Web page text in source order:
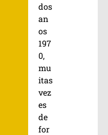
dos
an
os
197
0,
mu
itas
vez
es
de
for